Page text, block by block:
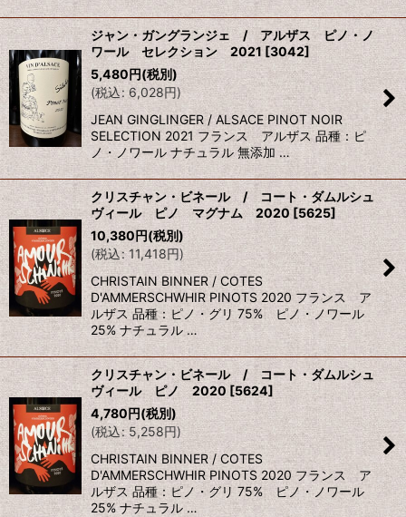
ジャン・ガングランジェ / アルザス ピノ・ノ
ワール セレクション 2021 [3042]
5,480円(税別)
(税込: 6,028円)
JEAN GINGLINGER / ALSACE PINOT NOIR
SELECTION 2021 フランス アルザス 品種：ピ
ノ・ノワール ナチュラル 無添加 …
クリスチャン・ビネール / コート・ダムルシュ
ヴィール ピノ マグナム 2020 [5625]
10,380円(税別)
(税込: 11,418円)
CHRISTAIN BINNER / COTES
D'AMMERSCHWHIR PINOTS 2020 フランス ア
ルザス 品種：ピノ・グリ 75% ピノ・ノワール
25% ナチュラル …
クリスチャン・ビネール / コート・ダムルシュ
ヴィール ピノ 2020 [5624]
4,780円(税別)
(税込: 5,258円)
CHRISTAIN BINNER / COTES
D'AMMERSCHWHIR PINOTS 2020 フランス ア
ルザス 品種：ピノ・グリ 75% ピノ・ノワール
25% ナチュラル …